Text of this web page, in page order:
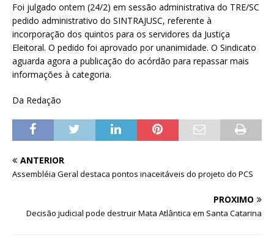
Foi julgado ontem (24/2) em sessão administrativa do TRE/SC
pedido administrativo do SINTRAJUSC, referente à
incorporação dos quintos para os servidores da Justiça
Eleitoral. O pedido foi aprovado por unanimidade. O Sindicato
aguarda agora a publicação do acórdão para repassar mais
informações à categoria.
Da Redação
ANTERIOR
Assembléia Geral destaca pontos inaceitáveis do projeto do PCS
PRÓXIMO
Decisão judicial pode destruir Mata Atlântica em Santa Catarina